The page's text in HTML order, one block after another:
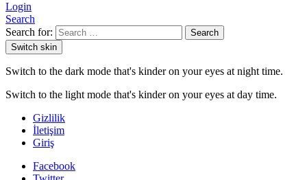
Login
Search
Search for:
Search
Switch skin
Switch to the dark mode that's kinder on your eyes at night time.
Switch to the light mode that's kinder on your eyes at day time.
Gizlilik
İletişim
Giriş
Facebook